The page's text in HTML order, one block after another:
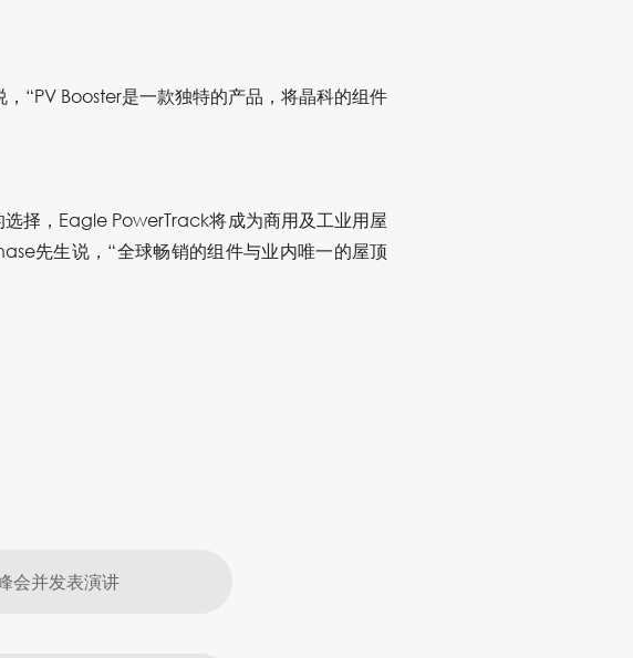
“PV Booster是一款独特的产品，将晶科的组件
择，Eagle PowerTrack将成为商用及工业用屋
先生说，“全球畅销的组件与业内唯一的屋顶
会并发表演讲